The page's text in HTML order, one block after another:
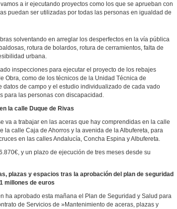
a ir ejecutando proyectos como los que se aprueban con
puedan ser utilizadas por todas las personas en igualdad de
solventando en arreglar los desperfectos en la vía pública
rotura de bolardos, rotura de cerramientos, falta de
urbana.
inspecciones para ejecutar el proyecto de los rebajes
Obra, como de los técnicos de la Unidad Técnica de
de campo y el estudio individualizado de cada vado
para las personas con discapacidad.
la calle Duque de Rivas
va a trabajar en las aceras que hay comprendidas en la calle
la calle Caja de Ahorros y la avenida de la Albufereta, para
en las calles Andalucía, Concha Espina y Albufereta.
y un plazo de ejecución de tres meses desde su
plazas y espacios tras la aprobación del plan de seguridad
millones de euros
ha aprobado esta mañana el Plan de Seguridad y Salud para
de Servicios de »Mantenimiento de aceras, plazas y